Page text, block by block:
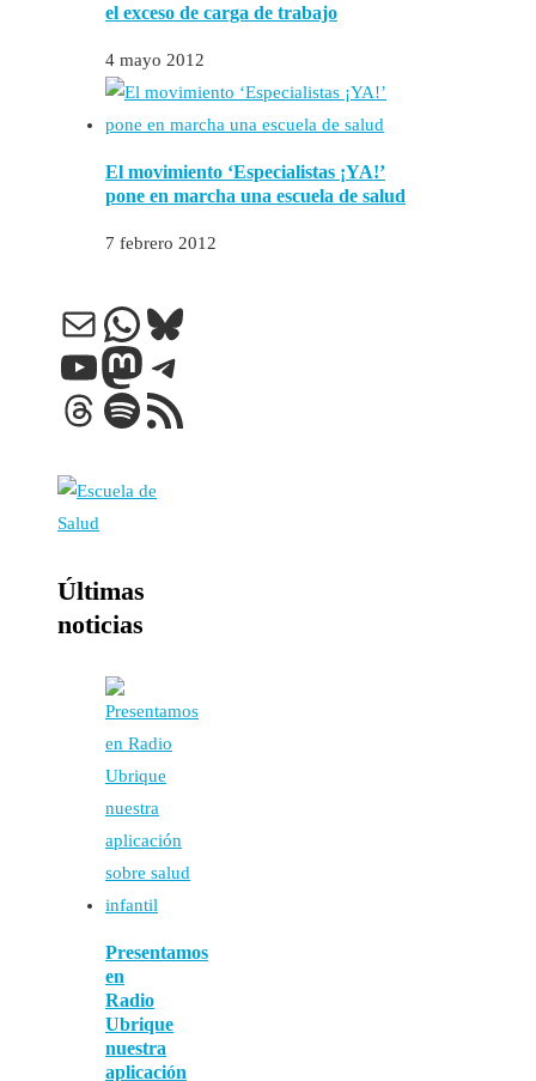
el exceso de carga de trabajo
4 mayo 2012
El movimiento ‘Especialistas ¡YA!’
pone en marcha una escuela de salud
7 febrero 2012
Correo electrónico
WhatsApp
Bluesky
YouTube
Mastodon
Telegram
Threads
Spotify
Feed RSS
Últimas
noticias
Presentamos
en
Radio
Ubrique
nuestra
aplicación